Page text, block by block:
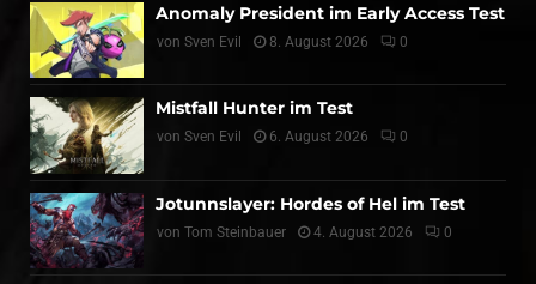
Anomaly President im Early Access Test
von Sven Evil 8. August 2026 0
Mistfall Hunter im Test
von Sven Evil 6. August 2026 0
Jotunnslayer: Hordes of Hel im Test
von Tom Steinbauer 4. August 2026 0